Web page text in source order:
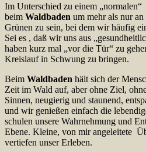
Im Unterschied zu einem
beim Waldbaden um mehr als nur
Grünen zu sein, bei dem wir häufig
Sei es , daß wir uns aus
haben kurz mal „vor die Tür“ zu
Kreislauf in Schwung zu bringen.
Beim Waldbaden hält sich der
Zeit im Wald auf, aber ohne Ziel,
Sinnen, neugierig und staunend,
und wir genießen einfach die
schulen unsere Wahrnehmung und
Ebene. Kleine, von mir angeleitete
vertiefen unser Erleben.